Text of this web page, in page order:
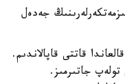
جەدەل
قاتتى قاپالاندىم.
جاتىرمىز.